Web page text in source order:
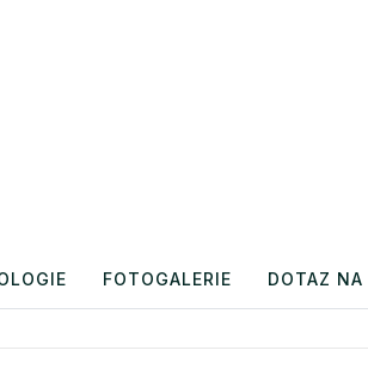
FOTOGALERIE DOTAZ NA